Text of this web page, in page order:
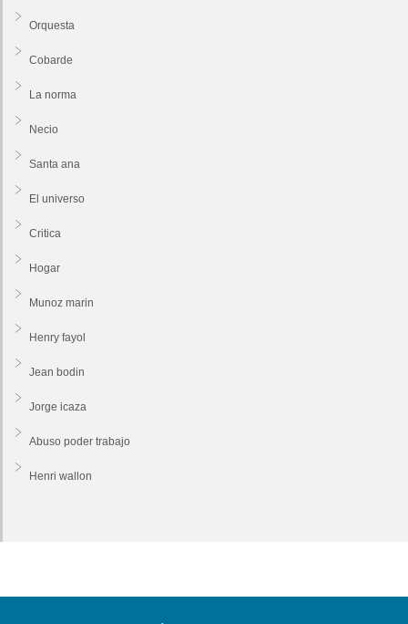
Orquesta
Cobarde
La norma
Necio
Santa ana
El universo
Critica
Hogar
Munoz marin
Henry fayol
Jean bodin
Jorge icaza
Abuso poder trabajo
Henri wallon